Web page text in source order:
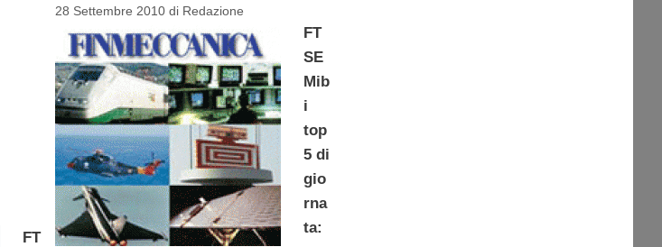
28 Settembre 2010 di Redazione
FT
SE
Mib
i
top
5 di
gio
rna
ta:
FT